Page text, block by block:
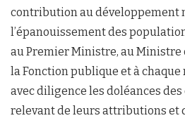
contribution au développement
l’épanouissement des
au Premier Ministre, au Ministre
la Fonction publique et à
avec diligence les doléances
relevant de leurs attributions et